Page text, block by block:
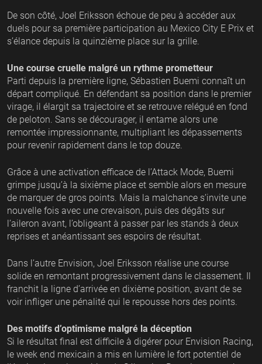
De son côté, Joel Eriksson échoue de peu à accéder aux
duels pour sa première participation au Mexico City E Prix et
s’élance depuis la quinzième place sur la grille.
Une course cruelle malgré un rythme prometteur
Parti depuis la première ligne, Sébastien Buemi connaît un
départ compliqué. En défendant sa position dans le premier
virage, il élargit sa trajectoire et se retrouve relégué en fond
de peloton. Sans se décourager, il entame alors une
remontée impressionnante, multipliant les dépassements
pour revenir rapidement dans le top douze.
Grâce à une activation efficace de l’Attack Mode, Buemi
grimpe jusqu’à la sixième place et semble alors en mesure
de marquer de gros points. Mais la malchance s’invite une
nouvelle fois avec une crevaison, puis des dégâts sur
l’aileron avant, l’obligeant à passer par les stands à deux
reprises et anéantissant ses espoirs de résultat.
Dans l’autre Envision, Joel Eriksson réalise une course
solide en remontant progressivement dans le classement. Il
franchit la ligne d’arrivée en dixième position, avant de se
voir infliger une pénalité qui le repousse hors des points.
Des motifs d’optimisme malgré la déception
Si le résultat final est difficile à digérer pour Envision Racing,
le week end mexicain a mis en lumière le fort potentiel de